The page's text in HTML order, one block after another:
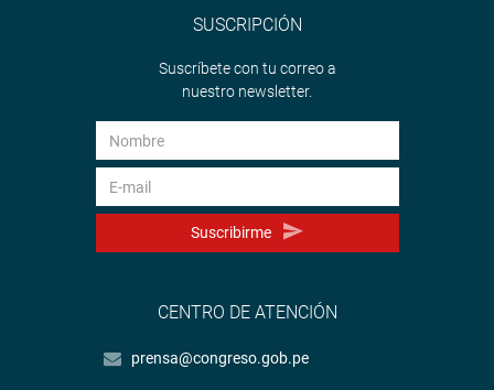
SUSCRIPCIÓN
Suscríbete con tu correo a
nuestro newsletter.
Suscribirme
CENTRO DE ATENCIÓN
prensa@congreso.gob.pe